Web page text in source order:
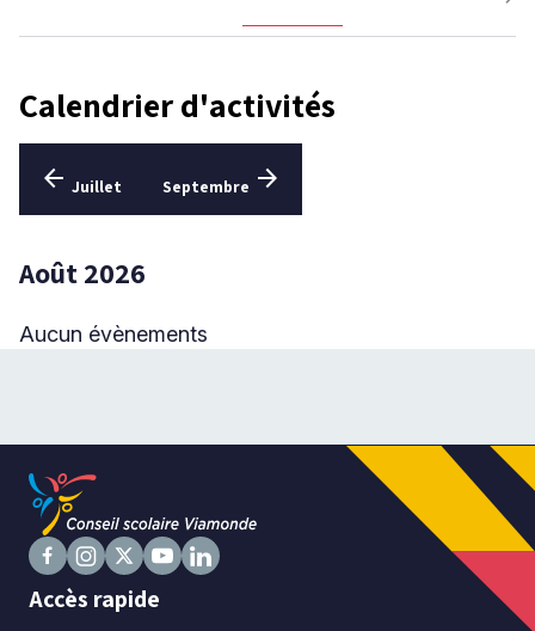
Niveau
Tous
Élémentaire
Secondaire
RECHERCHER
Calendrier d'activités
arrow_back Juilletau
précédent
Septembre arrow_forward
suivant
Août 2026
Aucun évènements
SuivezSuivezSuivez
nous
Suivez
Accès rapide